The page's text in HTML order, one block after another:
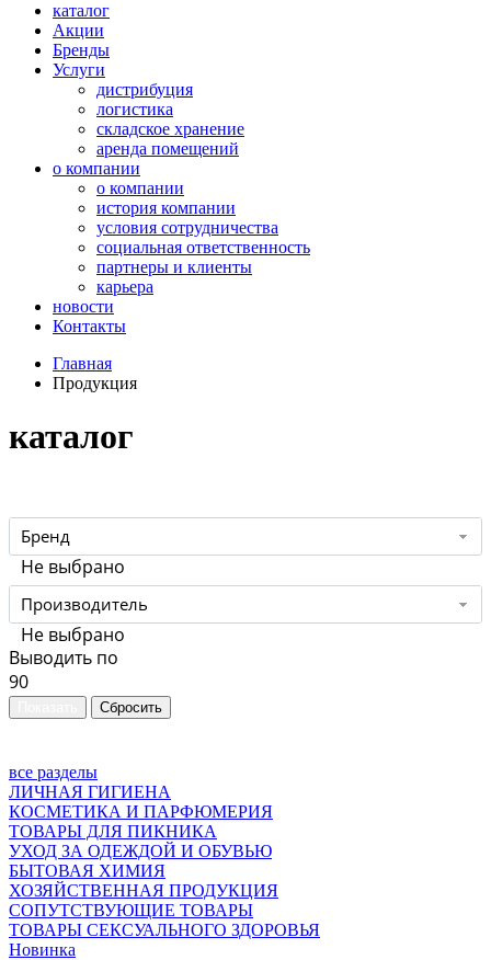
каталог
Акции
Бренды
Услуги
дистрибуция
логистика
складское хранение
аренда помещений
о компании
о компании
история компании
условия сотрудничества
социальная ответственность
партнеры и клиенты
карьера
новости
Контакты
Главная
Продукция
каталог
Бренд
Не выбрано
Производитель
Не выбрано
Выводить по
90
все разделы
ЛИЧНАЯ ГИГИЕНА
КОСМЕТИКА И ПАРФЮМЕРИЯ
ТОВАРЫ ДЛЯ ПИКНИКА
УХОД ЗА ОДЕЖДОЙ И ОБУВЬЮ
БЫТОВАЯ ХИМИЯ
ХОЗЯЙСТВЕННАЯ ПРОДУКЦИЯ
СОПУТСТВУЮЩИЕ ТОВАРЫ
ТОВАРЫ СЕКСУАЛЬНОГО ЗДОРОВЬЯ
Новинка